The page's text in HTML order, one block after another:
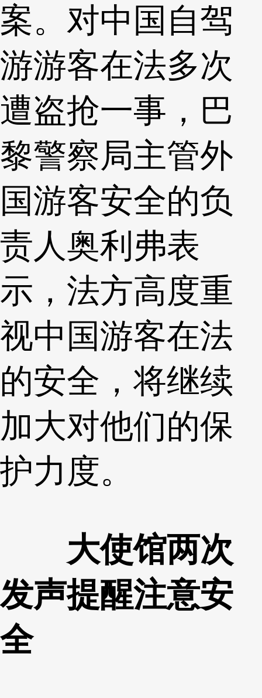
案。对中国自驾
游游客在法多次
遭盗抢一事，巴
黎警察局主管外
国游客安全的负
责人奥利弗表
示，法方高度重
视中国游客在法
的安全，将继续
加大对他们的保
护力度。
大使馆两次
发声提醒注意安
全